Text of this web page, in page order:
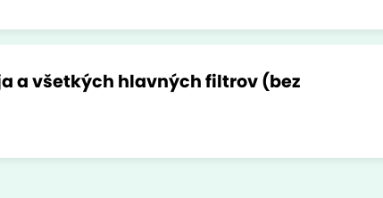
a všetkých hlavných filtrov (bez